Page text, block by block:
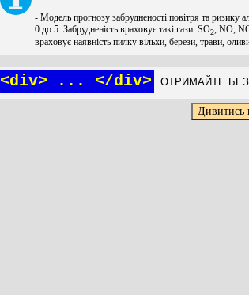
- Модель прогнозу забрудненості повітря та ризику
0 до 5. Забрудненість враховує такі гази: SO2 , NO,
враховує наявність пилку вільхи, берези, трави,
<div> ... </div> ОТРИМАЙТЕ